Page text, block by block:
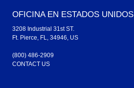
OFICINA EN ESTADOS UNIDOS
3208 Industrial 31st ST.
Ft. Pierce, FL, 34946, US
(800) 486-2909
CONTACT US